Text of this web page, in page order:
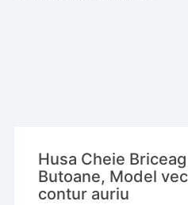
Husa Cheie
Butoane, Model
contur auriu